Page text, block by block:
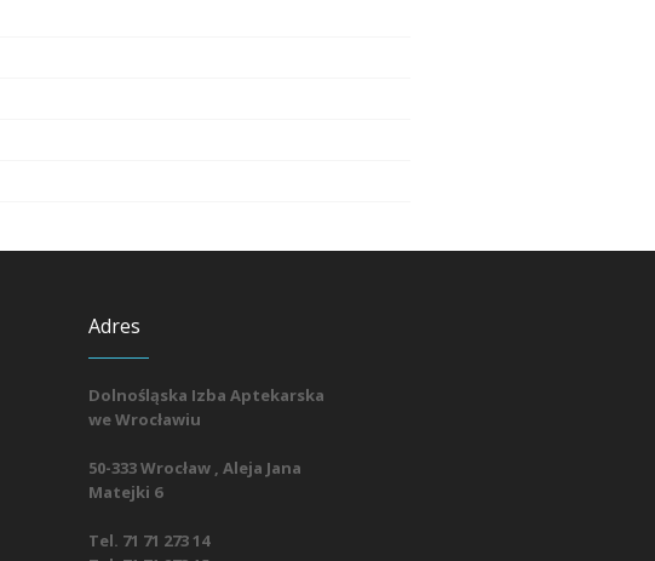
Adres
Dolnośląska Izba Aptekarska
we Wrocławiu
50-333 Wrocław , Aleja Jana
Matejki 6
Tel. 71 71 273 14